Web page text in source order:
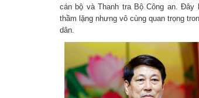
cán bộ và Thanh tra Bộ Công an.
thầm lặng nhưng vô cùng quan trọng
dân.